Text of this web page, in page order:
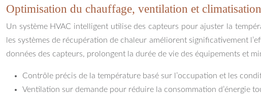
Optimisation du chauffage, ventilation et
Un système HVAC intelligent utilise des capteurs pour ajuster la
les systèmes de récupération de chaleur améliorent significativement
données des capteurs, prolongent la durée de vie des équipements et
Contrôle précis de la température basé sur l’occupation et les
Ventilation sur demande pour réduire la consommation d’énergie